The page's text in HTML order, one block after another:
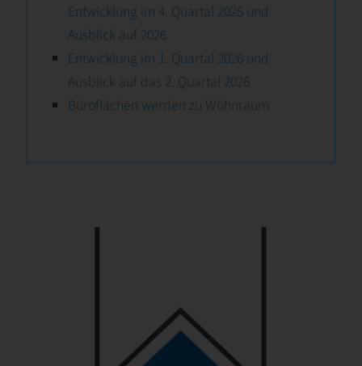
Entwicklung im 4. Quartal 2025 und
Ausblick auf 2026
Entwicklung im 1. Quartal 2026 und
Ausblick auf das 2. Quartal 2026
Büroflächen werden zu Wohnraum